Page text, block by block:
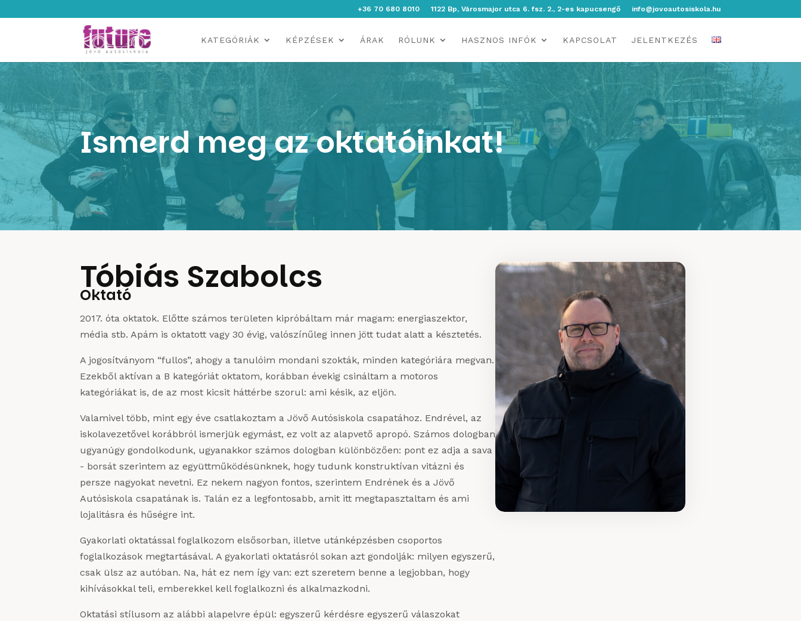
+36 70 680 8010 1122 Bp, Városmajor utca 6. fsz. 2., 2-es kapucsengő info@jovoautosiskola.hu
KATEGÓRIÁK KÉPZÉSEK ÁRAK RÓLUNK HASZNOS INFÓK KAPCSOLAT JELENTKEZÉS
Ismerd meg az oktatóinkat!
Tóbiás Szabolcs
Oktató
2017. óta oktatok. Előtte számos területen kipróbáltam már magam: energiaszektor,
média stb. Apám is oktatott vagy 30 évig, valószínűleg innen jött tudat alatt a késztetés.
A jogosítványom “fullos”, ahogy a tanulóim mondani szokták, minden kategóriára megvan.
Ezekből aktívan a B kategóriát oktatom, korábban évekig csináltam a motoros
kategóriákat is, de az most kicsit háttérbe szorul: ami késik, az eljön.
Valamivel több, mint egy éve csatlakoztam a Jövő Autósiskola csapatához. Endrével, az
iskolavezetővel korábbról ismerjük egymást, ez volt az alapvető apropó. Számos dologban
ugyanúgy gondolkodunk, ugyanakkor számos dologban különbözően: pont ez adja a sava
- borsát szerintem az együttműködésünknek, hogy tudunk konstruktívan vitázni és
persze nagyokat nevetni. Ez nekem nagyon fontos, szerintem Endrének és a Jövő
Autósiskola csapatának is. Talán ez a legfontosabb, amit itt megtapasztaltam és ami
lojalitásra és hűségre int.
Gyakorlati oktatással foglalkozom elsősorban, illetve utánképzésben csoportos
foglalkozások megtartásával. A gyakorlati oktatásról sokan azt gondolják: milyen egyszerű,
csak ülsz az autóban. Na, hát ez nem így van: ezt szeretem benne a legjobban, hogy
kihívásokkal teli, emberekkel kell foglalkozni és alkalmazkodni.
Oktatási stílusom az alábbi alapelvre épül: egyszerű kérdésre egyszerű válaszokat